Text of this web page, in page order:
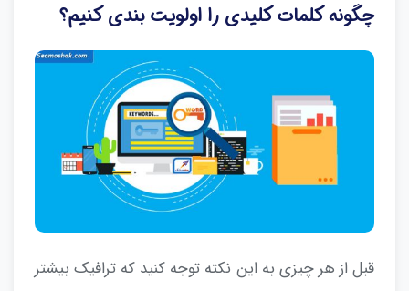
چگونه کلمات کلیدی را اولویت بندی کنیم؟
قبل از هر چیزی به این نکته توجه کنید که ترافیک بیشتر